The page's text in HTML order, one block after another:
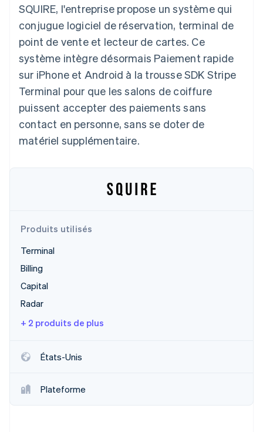
Atlas
Constitution d'une entreprise
Climate
Vérification de l'identité
Stripe Sessions 2026
l’IA.
Commerce de détail
Partenaires
Stripe App Marketplace
État des API
SQUIRE, l'entreprise propose un système qui
conjugue logiciel de réservation, terminal de
point de vente et lecteur de cartes. Ce
système intègre désormais Paiement rapide
sur iPhone et Android à la trousse SDK Stripe
Terminal pour que les salons de coiffure
puissent accepter des paiements sans
contact en personne, sans se doter de
matériel supplémentaire.
Produits utilisés
Terminal
Billing
Capital
Radar
+ 2 produits de plus
États-Unis
Plateforme